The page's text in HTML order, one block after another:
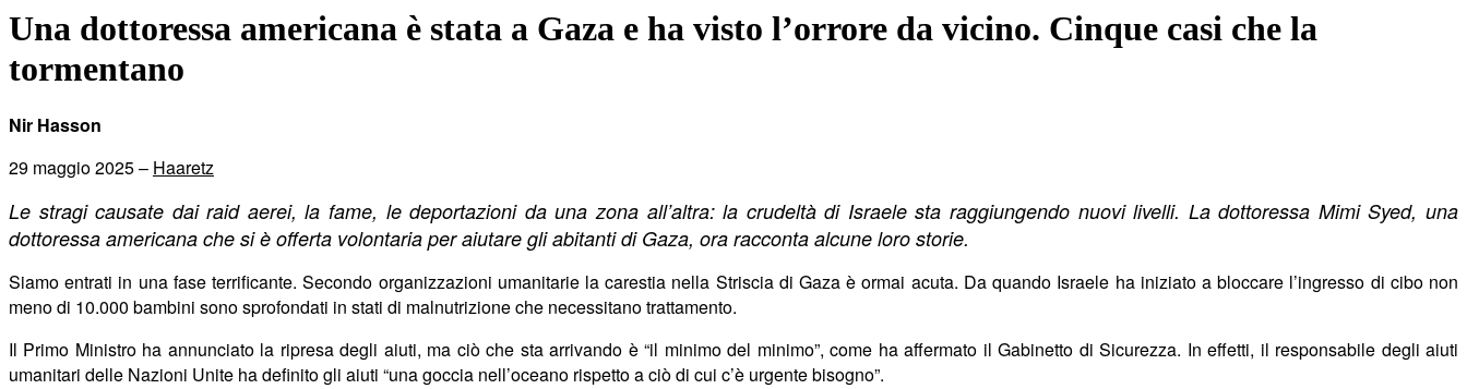
Una dottoressa americana è stata a Gaza e ha visto l’orrore da vicino. Cinque casi che la
tormentano
Nir Hasson
29 maggio 2025 – Haaretz
Le stragi causate dai raid aerei, la fame, le deportazioni da una zona all’altra: la crudeltàdi Israele sta raggiungendo nuovi livelli. La dottoressa Mimi Syed, una
dottoressa americana che si è offerta volontaria per aiutare gli abitanti di Gaza, ora racconta alcune loro storie.
Siamo entrati in una fase terrificante. Secondo organizzazioni umanitarie la carestia nella Striscia di Gaza è ormai acuta. Da quando Israele ha iniziato a bloccare l’ingresso di cibo non
meno di 10.000 bambini sono sprofondati in stati di malnutrizione che necessitano trattamento.
Il Primo Ministro ha annunciato la ripresa degli aiuti, ma ciò che sta arrivando è “il minimo del minimo”, come ha affermato il Gabinetto di Sicurezza. In effetti, il responsabile degli aiuti
umanitari delle Nazioni Unite ha definito gli aiuti “una goccia nell’oceano rispetto aciò di cui c’è urgente bisogno”.